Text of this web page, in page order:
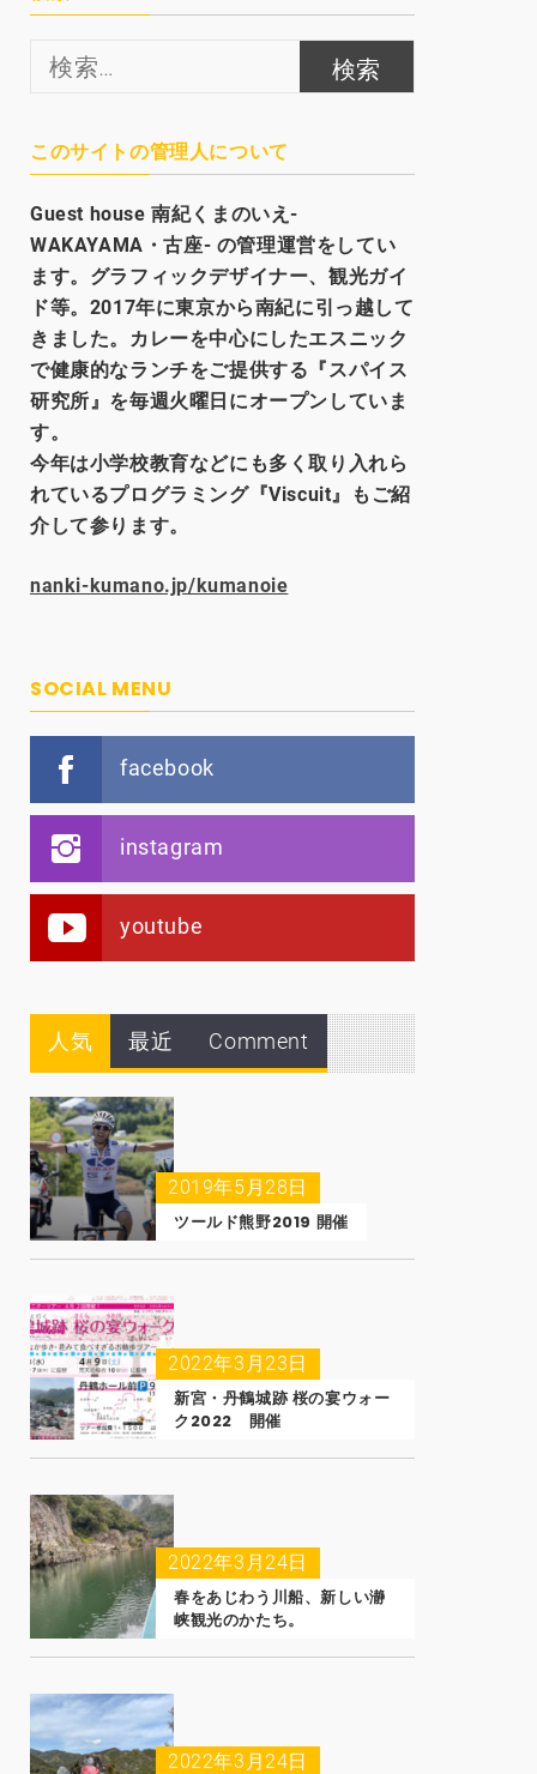
索:
このサイトの管理人について
Guest house南紀くまのいえ-
WAKAYAMA・古座- の管理運営をしてい
ます。グラフィックデザイナー、観光ガイ
ド等。2017年に東京から南紀に引っ越して
きました。カレーを中心にしたエスニック
で健康的なランチをご提供する『スパイス
研究所』を毎週火曜日にオープンしていま
す。
今年は小学校教育などにも多く取り入れら
れているプログラミング『Viscuit』もご紹
介して参ります。
nanki-kumano.jp/kumanoie
SOCIAL MENU
facebook
instagram
youtube
人気 最近 Comment
2019年5月28日
ツールド熊野2019 開催
2022年3月23日
新宮・丹鶴城跡 桜の宴ウォー
ク2022 開催
2022年3月24日
春をあじわう川船、新しい瀞
峡観光のかたち。
2022年3月24日